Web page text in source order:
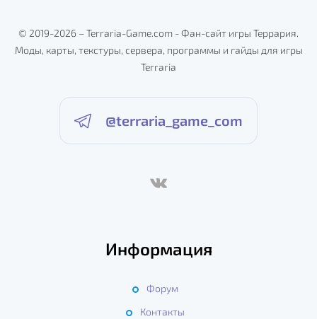
© 2019-2026 – Terraria-Game.com - Фан-сайт игры Террария.
Моды, карты, текстуры, сервера, программы и гайды для игры
Terraria
@terraria_game_com
Информация
Форум
Контакты